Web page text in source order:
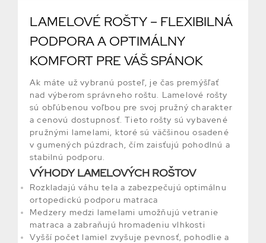
LAMELOVÉ ROŠTY – FLEXIBILNÁ
PODPORA A OPTIMÁLNY
KOMFORT PRE VÁŠ SPÁNOK
Ak máte už vybranú posteľ, je čas premýšľať
nad výberom správneho roštu. Lamelové rošty
sú obľúbenou voľbou pre svoj pružný charakter
a cenovú dostupnosť. Tieto rošty sú vybavené
pružnými lamelami, ktoré sú väčšinou osadené
v gumených púzdrach, čím zaisťujú pohodlnú a
stabilnú podporu.
VÝHODY LAMELOVÝCH ROŠTOV
Rozkladajú váhu tela a zabezpečujú optimálnu
ortopedickú podporu matraca
Medzery medzi lamelami umožňujú vetranie
matraca a zabraňujú hromadeniu vlhkosti
Vyšší počet lamiel zvyšuje pevnosť, pohodlie a